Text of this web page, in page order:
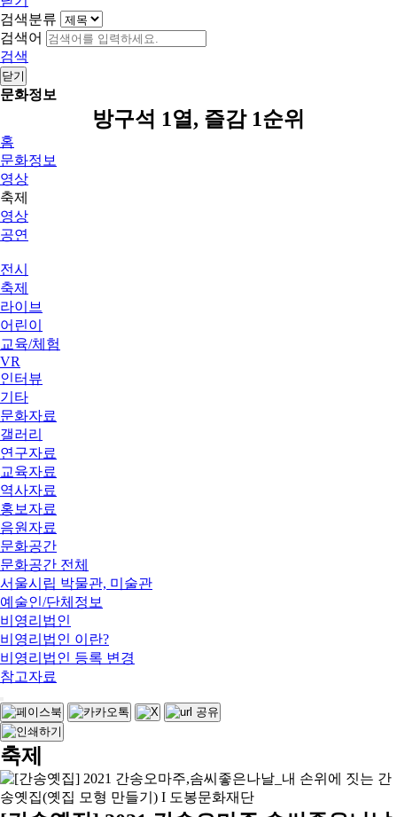
검색분류
검색어
검색
닫기
문화정보
방구석 1열, 즐감 1순위
홈
문화정보
영상
축제
영상
공연
전시
축제
라이브
어린이
교육/체험
VR
인터뷰
기타
문화자료
갤러리
연구자료
교육자료
역사자료
홍보자료
음원자료
문화공간
문화공간 전체
서울시립 박물관, 미술관
예술인/단체정보
비영리법인
비영리법인 이란?
비영리법인 등록 변경
참고자료
축제